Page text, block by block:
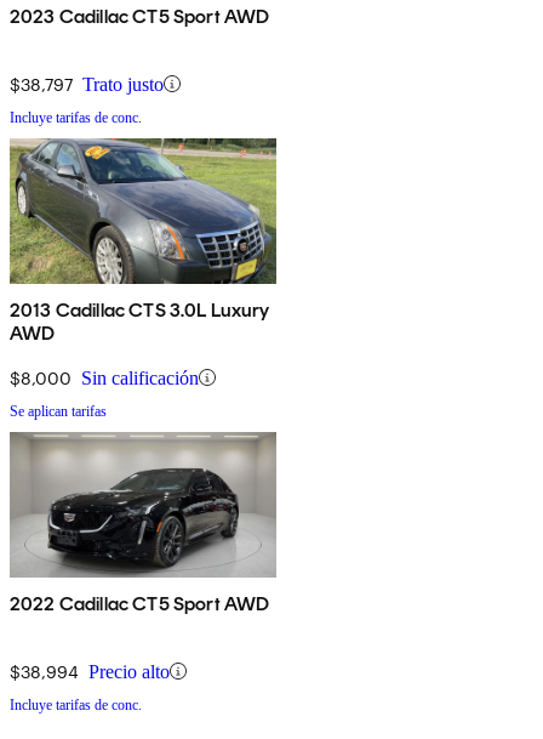
2023 Cadillac CT5 Sport AWD
$38,797 Trato justo
Incluye tarifas de conc.
2013 Cadillac CTS 3.0L Luxury
AWD
$8,000 Sin calificación
Se aplican tarifas
2022 Cadillac CT5 Sport AWD
$38,994 Precio alto
Incluye tarifas de conc.